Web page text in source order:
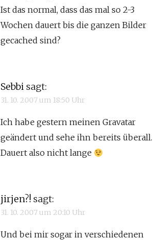
Ist das normal, dass das mal so 2-3
Wochen dauert bis die ganzen Bilder
gecached sind?
Sebbi sagt:
31. 10. 2007 um 18:50 Uhr
Ich habe gestern meinen Gravatar
geändert und sehe ihn bereits überall.
Dauert also nicht lange
jirjen?! sagt:
31. 10. 2007 um 20:10 Uhr
Und bei mir sogar in verschiedenen